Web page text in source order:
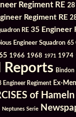
Regiment RE 28
Regiment RE
RE 35 Engineer
Engineer Squadron 65
1966 1968 1971 1974
Reports Bindon
Engineer Regiment Ex-
of
Neptunes Serie